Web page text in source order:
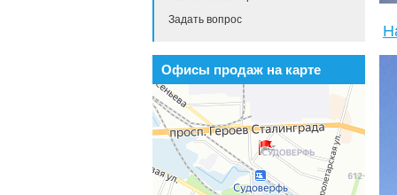
Задать вопрос
Офисы продаж на карте